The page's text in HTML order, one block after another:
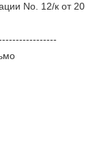
No. 12/к от 20